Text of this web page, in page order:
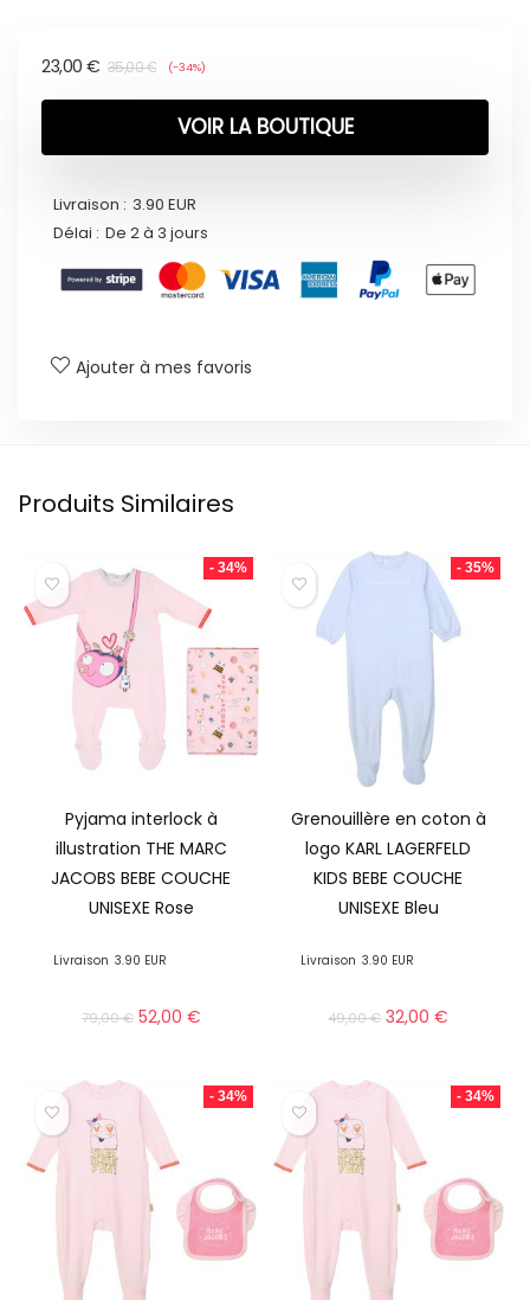
35,00€
23,00 € (-34%)
VOIR LA BOUTIQUE
Livraison : 3.90 EUR
Délai : De 2 à 3 jours
Ajouter à mes favoris
Produits Similaires
- 34%
Pyjama interlock à
illustration THE MARC
JACOBS BEBE COUCHE
UNISEXE Rose
Livraison 3.90 EUR
79,00€ 52,00 €
- 35%
Grenouillère en coton à
logo KARL LAGERFELD
KIDS BEBE COUCHE
UNISEXE Bleu
Livraison 3.90 EUR
49,00€ 32,00€
- 34% - 34%